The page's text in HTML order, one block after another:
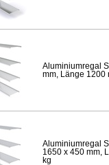
Aluminiumregal
mm, Länge 1200
Aluminiumregal
1650 x 450 mm,
kg